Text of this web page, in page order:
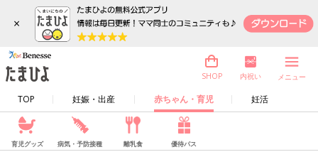
×
TOP 妊娠・出産 赤ちゃん・育児 妊活
SHOP 内祝い メニュー
育児グッズ 病気・予防接種 離乳食 優待パス